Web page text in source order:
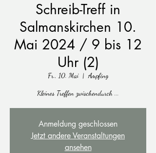
Schreib-Treff in
Salmanskirchen 10.
Mai 2024 / 9 bis 12
Uhr (2)
Fr., 10. Mai
  |
Ampfing
Kleines Treffen zwischendurch ...
Anmeldung geschlossen
Jetzt andere Veranstaltungen
ansehen